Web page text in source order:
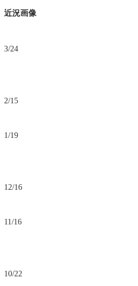
近況画像
3/24
2/15
1/19
12/16
11/16
10/22